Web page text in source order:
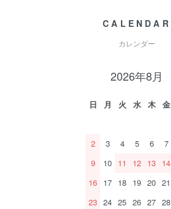
CALENDAR
カレンダー
2026年8月
日 月 火 水 木 金
2
3 4 5 6 7
9
10 11 12 13 14
16 17 18 19 20 21
23 24 25 26 27 28